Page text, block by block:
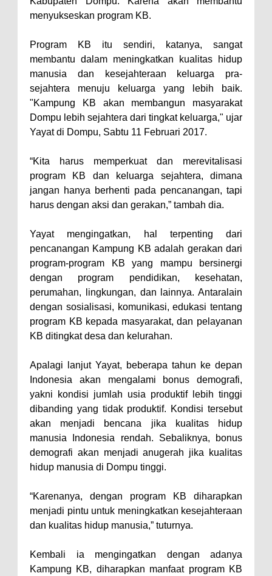
Polres Bima Bantu Warga Padolo
Wali Kota Bima Tinjau Rumah
Warga Tidak Layak Huni di
Kelurahan Oi Mbo, Dorong
Percepatan Bantuan BSPS
Wakil Wali Kota Bima
Jalan Daerah 2026 dan
Persiapan DAK 2027 ke BPJN
NTB
dan Penguatan Kolaborasi
Wali Kota Bima Hadiri Rakornas
Kelautan dan Perikanan
Pemkot Jawab Pandangan
Umum Fraksi DPRD terhadap
Raperda Pertanggungjawaban
Pimpin Upacara HUT
Bhayangkara Ke-80, Kapolres
Bima: Jadikan Tugas Sebagai
Ibadah, Kepercayaan Rakyat
Landasan Utama
Kado HUT Bhayangkara Ke-80,
Kapolres Bima Pimpin Kenaikan
Pangkat 42 Personel
Bakti Sosial Bhayangkara Ke-80,
Satsamapta Polres Bima Bantu
Bersih
menyukseskan program KB.
Program KB itu sendiri, katanya, sangat
membantu dalam meningkatkan kualitas hidup
manusia dan kesejahteraan keluarga pra-
sejahtera menuju keluarga yang lebih baik.
"Kampung KB akan membangun masyarakat
Dompu lebih sejahtera dari tingkat keluarga," ujar
Yayat di Dompu, Sabtu 11 Februari 2017.
“Kita harus memperkuat dan merevitalisasi
program KB dan keluarga sejahtera, dimana
jangan hanya berhenti pada pencanangan, tapi
harus dengan aksi dan gerakan,” tambah dia.
Yayat mengingatkan, hal terpenting dari
pencanangan Kampung KB adalah gerakan dari
program-program KB yang mampu bersinergi
dengan program pendidikan, kesehatan,
perumahan, lingkungan, dan lainnya. Antaralain
dengan sosialisasi, komunikasi, edukasi tentang
program KB kepada masyarakat, dan pelayanan
KB ditingkat desa dan kelurahan.
Apalagi lanjut Yayat, beberapa tahun ke depan
Indonesia akan mengalami bonus demografi,
yakni kondisi jumlah usia produktif lebih tinggi
dibanding yang tidak produktif. Kondisi tersebut
akan menjadi bencana jika kualitas hidup
manusia Indonesia rendah. Sebaliknya, bonus
demografi akan menjadi anugerah jika kualitas
hidup manusia di Dompu tinggi.
“Karenanya, dengan program KB diharapkan
menjadi pintu untuk meningkatkan kesejahteraan
dan kualitas hidup manusia,” tuturnya.
Kembali ia mengingatkan dengan adanya
Kampung KB, diharapkan manfaat program KB